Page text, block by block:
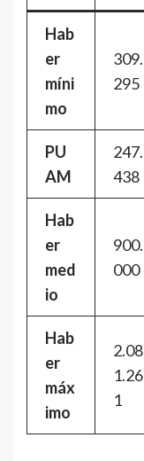
Hab
er
míni
mo
309.
295
PU
AM
247.
438
Hab
er
med
io
900.
000
Hab
er
máx
imo
2.08
1.26
1